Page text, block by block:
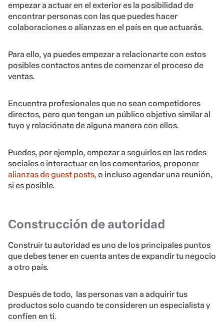
empezar a actuar en el exterior es la posibilidad de
encontrar personas con las que puedes hacer
colaboraciones o alianzas en el país en que actuarás.
Para ello, ya puedes empezar a relacionarte con estos
posibles contactos antes de comenzar el proceso de
ventas.
Encuentra profesionales que no sean competidores
directos, pero que tengan un público objetivo similar al
tuyo y relaciónate de alguna manera con ellos.
Puedes, por ejemplo, empezar a seguirlos en las redes
sociales e interactuar en los comentarios, proponer
alianzas de guest posts, o incluso agendar una reunión,
si es posible.
Construcción de autoridad
Construir tu autoridad es uno de los principales puntos
que debes tener en cuenta antes de expandir tu negocio
a otro país.
Después de todo, las personas van a adquirir tus
productos solo cuando te consideren un especialista y
confíen en ti.